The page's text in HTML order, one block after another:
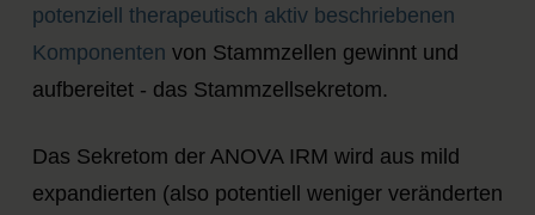
potenziell therapeutisch aktiv beschriebenen
Komponenten von Stammzellen gewinnt und
aufbereitet - das Stammzellsekretom.
Das Sekretom der ANOVA IRM wird aus mild
expandierten (also potentiell weniger veränderten